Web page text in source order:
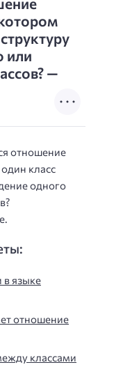
или
—
отношение
класс
одного
в языке
отношение
классами